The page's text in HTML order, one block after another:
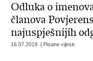
Odluka o
članova
najuspješnijih
16.07.2019. | Pisane vijesti